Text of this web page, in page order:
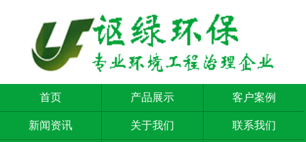
首页 产品展示 客户案例
新闻资讯 关于我们 联系我们